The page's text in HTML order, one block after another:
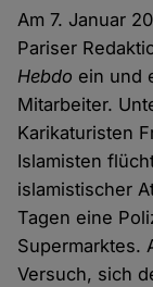
Am 7. Januar
Pariser
Hebdo ein und
Mitarbeiter.
Karikaturisten
Islamisten
islamistischer
Tagen eine
Supermarktes.
Versuch, sich